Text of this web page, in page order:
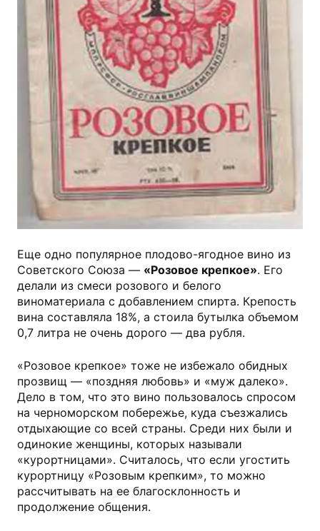
Еще одно популярное плодово-ягодное вино из
Советского Союза — «Розовое крепкое». Его
делали из смеси розового и белого
виноматериала с добавлением спирта. Крепость
вина составляла 18%, а стоила бутылка объемом
0,7 литра не очень дорого — два рубля.
«Розовое крепкое» тоже не избежало обидных
прозвищ — «поздняя любовь» и «муж далеко».
Дело в том, что это вино пользовалось спросом
на черноморском побережье, куда съезжались
отдыхающие со всей страны. Среди них были и
одинокие женщины, которых называли
«курортницами». Считалось, что если угостить
курортницу «Розовым крепким», то можно
рассчитывать на ее благосклонность и
продолжение общения.